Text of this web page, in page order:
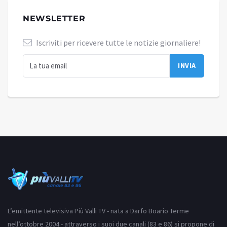
NEWSLETTER
Iscriviti per ricevere tutte le notizie giornaliere!
L’emittente televisiva Più Valli TV - nata a Darfo Boario Terme
nell’ottobre 2004 - attraverso i suoi due canali (83 e 86) si propone di